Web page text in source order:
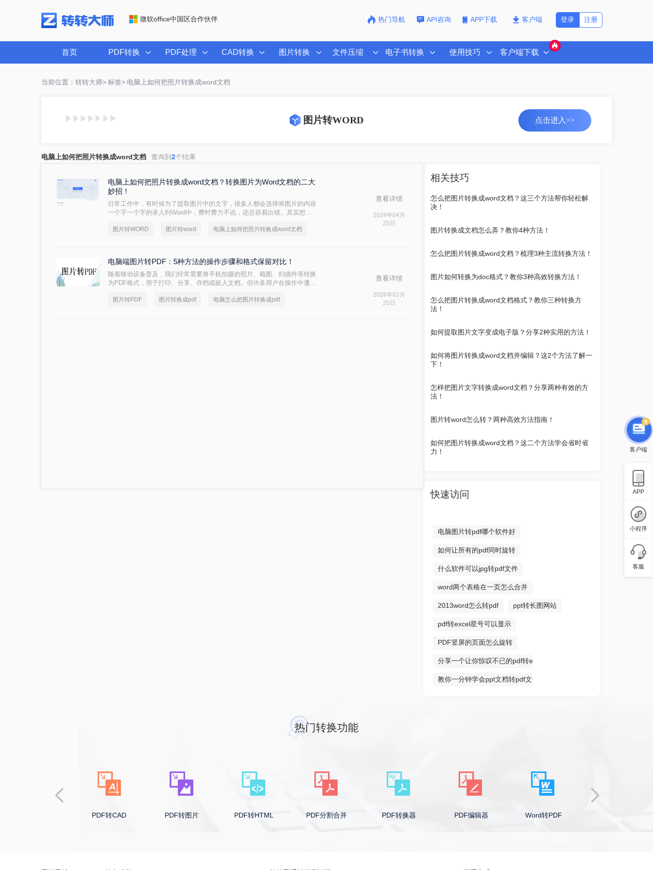
微软office中国区合作伙伴 热门导航 API咨询 APP下载 客户端 注册
登录
首页 PDF转换 PDF处理 CAD转换 图片转换 文件压缩 电子书转换 使用技巧 客户端下载
当前位置：转转大师> 标签> 电脑上如何把照片转换成word文档
图片转WORD 点击进入>>
电脑上如何把照片转换成word文档 查询到 2个结果
电脑上如何把照片转换成word文档？转换图片为Word文档的二大
妙招！
日常工作中，有时候为了提取图片中的文字，很多人都会选择将图片的内容
一个字一个字的录入到Word中，费时费力不说，还总容易出错。其实想要
就来教大家电脑上如何把照片转换成word文档。
图片转WORD 图片转word 电脑上如何把照片转换成word文档
查看详情
2024年04月
25日
电脑端图片转PDF：5种方法的操作步骤和格式保留对比！
随着移动设备普及，我们经常需要将手机拍摄的照片、截图、扫描件等转换
为PDF格式，用于打印、分享、存档或嵌入文档。但许多用户在操作中遭遇
要资料丢失。那么电脑怎么把图片转换成pdf呢？本文基于Windows系统实
图片转PDF 图片转换成pdf 电脑怎么把图片转换成pdf
查看详情
2026年03月
20日
相关技巧
怎么把图片转换成word文档？这三个方法帮你轻松解
决！
图片转换成文档怎么弄？教你4种方法！
怎么把图片转换成word文档？梳理3种主流转换方法！
图片如何转换为doc格式？教你3种高效转换方法！
怎么把图片转换成word文档格式？教你三种转换方
法！
如何提取图片文字变成电子版？分享2种实用的方法！
如何将图片转换成word文档并编辑？这2个方法了解一
下！
怎样把图片文字转换成word文档？分享两种有效的方
法！
图片转word怎么转？两种高效方法指南！
如何把图片转换成word文档？这二个方法学会省时省
力！
快速访问
电脑图片转pdf哪个软件好
如何让所有的pdf同时旋转
什么软件可以jpg转pdf文件
word两个表格在一页怎么合并
2013word怎么转pdf ppt转长图网站
pdf转excel星号可以显示
PDF竖屏的页面怎么旋转
分享一个让你惊叹不已的pdf转excel方法
教你一分钟学会ppt文档转pdf文件
热门转换功能
PDF转CAD PDF转图片 PDF转HTML PDF分割合并 PDF转换器 PDF编辑器 Word转PDF
客户端
APP
小程序
客服